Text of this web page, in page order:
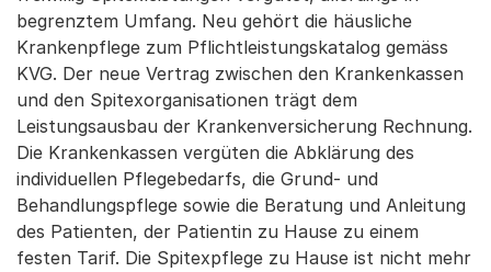
begrenztem Umfang. Neu gehört die häusliche
Krankenpflege zum Pflichtleistungskatalog gemäss
KVG. Der neue Vertrag zwischen den Krankenkassen
und den Spitexorganisationen trägt dem
Leistungsausbau der Krankenversicherung Rechnung.
Die Krankenkassen vergüten die Abklärung des
individuellen Pflegebedarfs, die Grund- und
Behandlungspflege sowie die Beratung und Anleitung
des Patienten, der Patientin zu Hause zu einem
festen Tarif. Die Spitexpflege zu Hause ist nicht mehr